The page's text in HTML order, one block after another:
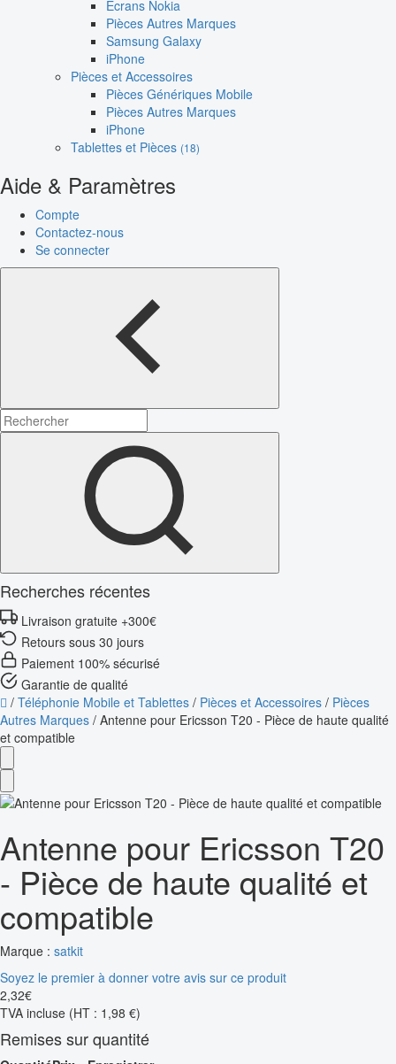
Écrans Nokia
Pièces Autres Marques
Samsung Galaxy
iPhone
Pièces et Accessoires
Pièces Génériques Mobile
Pièces Autres Marques
iPhone
Tablettes et Pièces (18)
Aide & Paramètres
Compte
Contactez-nous
Se connecter
Recherches récentes
Livraison gratuite +300€
Retours sous 30 jours
Paiement 100% sécurisé
Garantie de qualité
/ Téléphonie Mobile et Tablettes / Pièces et Accessoires / Pièces
Autres Marques / Antenne pour Ericsson T20 - Pièce de haute qualité
et compatible
Antenne pour Ericsson T20
- Pièce de haute qualité et
compatible
Marque : satkit
Soyez le premier à donner votre avis sur ce produit
2,32€
TVA incluse (HT : 1,98 €)
Remises sur quantité